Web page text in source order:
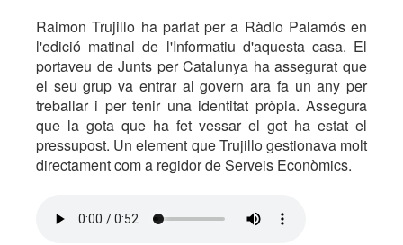
Raimon Trujillo ha parlat per a Ràdio Palamós en
l'edició matinal de l'Informatiu d'aquesta casa. El
portaveu de Junts per Catalunya ha assegurat que
el seu grup va entrar al govern ara fa un any per
treballar i per tenir una identitat pròpia. Assegura
que la gota que ha fet vessar el got ha estat el
pressupost. Un element que Trujillo gestionava molt
directament com a regidor de Serveis Econòmics.